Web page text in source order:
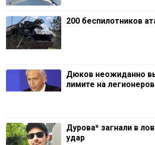
200 беспилотников
Дюков неожиданно
лимите на легионеров
Дурова* загнали в
удар